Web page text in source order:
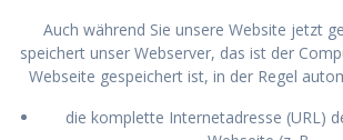
Auch während Sie unsere Website jetzt
speichert unser Webserver, das ist der
Webseite gespeichert ist, in der Regel
die komplette Internetadresse (URL)